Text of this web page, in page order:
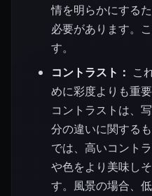
情を明らかにする
必要があります。
す。
コントラスト： こ
めに彩度よりも重
コントラストは、
分の違いに関する
では、高いコント
や色をより美味し
す。風景の場合、